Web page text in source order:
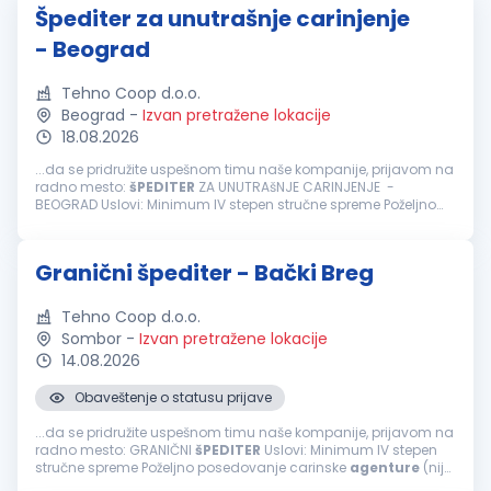
Špediter za unutrašnje carinjenje
- Beograd
Tehno Coop d.o.o.
Beograd - Izvan pretražene lokacije
18.08.2026
...da se pridružite uspešnom timu naše kompanije, prijavom na
radno mesto: šPEDITER ZA UNUTRAšNJE CARINJENJE -
BEOGRAD Uslovi: Minimum IV stepen stručne spreme Poželjno
Granični špediter - Bački Breg
Tehno Coop d.o.o.
Sombor - Izvan pretražene lokacije
14.08.2026
Obaveštenje o statusu prijave
...da se pridružite uspešnom timu naše kompanije, prijavom na
radno mesto: GRANIČNI šPEDITER Uslovi: Minimum IV stepen
stručne spreme Poželjno posedovanje carinske agenture (nije